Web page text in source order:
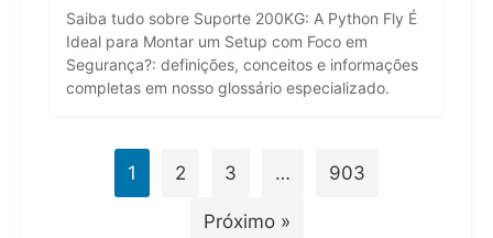
Saiba tudo sobre Suporte 200KG: A Python Fly É
Ideal para Montar um Setup com Foco em
Segurança?: definições, conceitos e informações
completas em nosso glossário especializado.
1 2 3 … 903
Próximo »